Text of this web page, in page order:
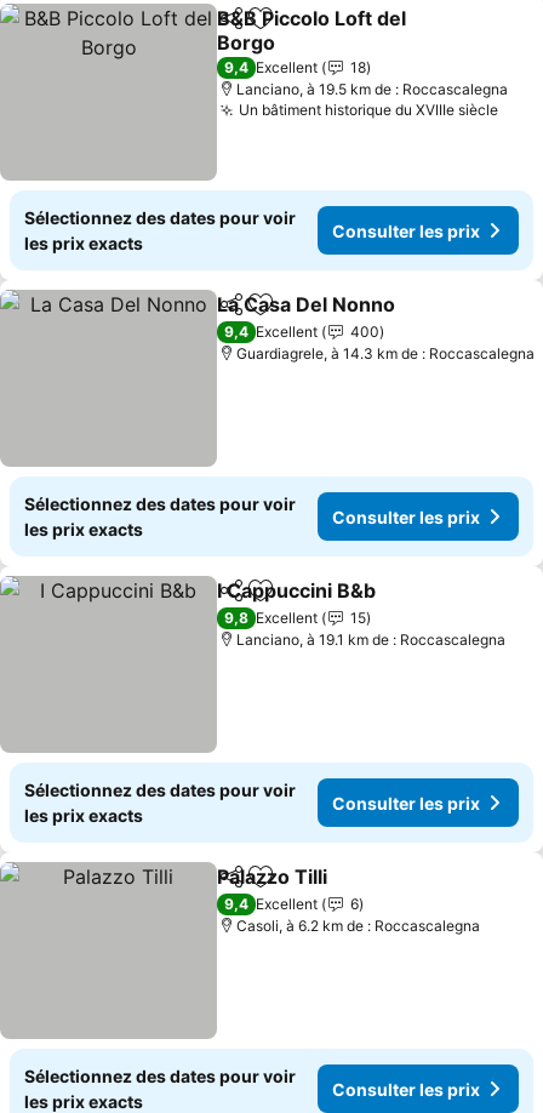
PartagerAjouter à mes favoris
B&B Piccolo Loft del
Borgo
Consulter les prix
9,4 Excellent
18
Lanciano, à 19.5 km de : Roccascalegna
Un bâtiment historique du XVIIIe siècle
Sélectionnez des dates pour voir
les prix exacts
Consulter les prix
PartagerAjouter à mes favoris
La Casa Del Nonno
9,4 Excellent
400
Guardiagrele, à 14.3 km de : Roccascalegna
Sélectionnez des dates pour voir
les prix exacts
Consulter les prix
PartagerAjouter à mes favoris
I Cappuccini B&b
9,8 Excellent
15
Lanciano, à 19.1 km de : Roccascalegna
Sélectionnez des dates pour voir
les prix exacts
Consulter les prix
PartagerAjouter à mes favoris
Palazzo Tilli
9,4 Excellent
6
Casoli, à 6.2 km de : Roccascalegna
Sélectionnez des dates pour voir
les prix exacts
Consulter les prix